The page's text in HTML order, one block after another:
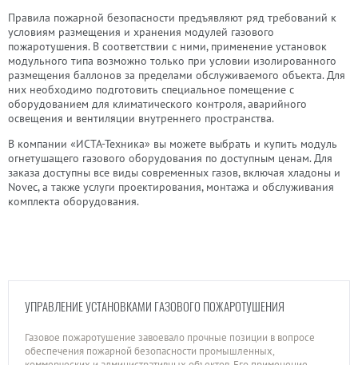
Правила пожарной безопасности предъявляют ряд требований к
условиям размещения и хранения модулей газового
пожаротушения. В соответствии с ними, применение установок
модульного типа возможно только при условии изолированного
размещения баллонов за пределами обслуживаемого объекта. Для
них необходимо подготовить специальное помещение с
оборудованием для климатического контроля, аварийного
освещения и вентиляции внутреннего пространства.
В компании «ИСТА-Техника» вы можете выбрать и купить модуль
огнетушащего газового оборудования по доступным ценам. Для
заказа доступны все виды современных газов, включая хладоны и
Novec, а также услуги проектирования, монтажа и обслуживания
комплекта оборудования.
УПРАВЛЕНИЕ УСТАНОВКАМИ ГАЗОВОГО ПОЖАРОТУШЕНИЯ
Газовое пожаротушение завоевало прочные позиции в вопросе
обеспечения пожарной безопасности промышленных,